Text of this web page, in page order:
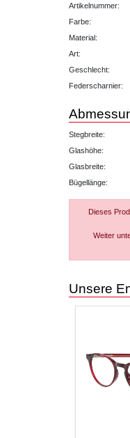
Artikelnummer:
Farbe:
Material:
Art:
Geschlecht:
Federscharnier:
Stegbreite:
Glashöhe:
Glasbreite:
Bügellänge:
Dieses
Weiter
Unsere